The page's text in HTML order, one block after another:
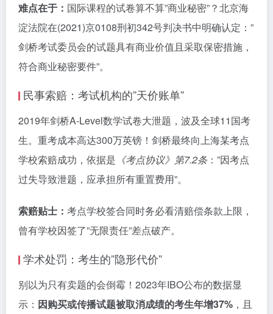
难点在于： 国际课程的试卷算不算”商业秘密”？北京海
淀法院在(2021)京0108刑初342号判决书中明确认定：”
剑桥考试委员会的试题具有商业价值且采取保密措施，
符合商业秘密要件”。
民事索赔：考试机构的”天价账单”
2019年剑桥A-Level数学试卷大泄题，波及全球11国考
生。重考成本高达300万英镑！剑桥最终向上海某考点
学校索赔成功，依据是 《考点协议》第7.2条：”因考点
过失导致泄题，应承担所有重置费用”。
索赔贴士： 考点学校签合同时务必看清赔偿条款上限，
曾有学校因签了”无限责任”差点破产。
学术处罚：考生的”隐形代价”
别以为只有卖题的会倒霉！2023年IBO公布的数据显
示： 因购买或传播试题被取消成绩的考生年增37% ，且